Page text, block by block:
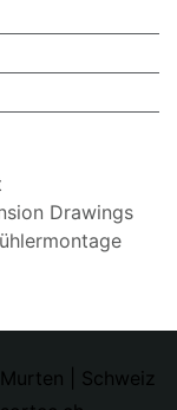
Drawings
| Schweiz